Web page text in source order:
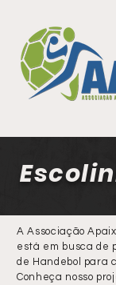
A Associação
está em busca de
de Handebol para
Conheça nosso